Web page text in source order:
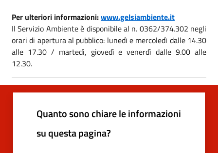
Per ulteriori informazioni:www.gelsiambiente.it
Il Servizio Ambiente è disponibile al n. 0362/374.302 negli
orari di apertura al pubblico: lunedì e mercoledì dalle 14.30
alle 17.30 / martedì, giovedì e venerdì dalle 9.00 alle
12.30.
Quanto sono chiare le informazioni
su questa pagina?